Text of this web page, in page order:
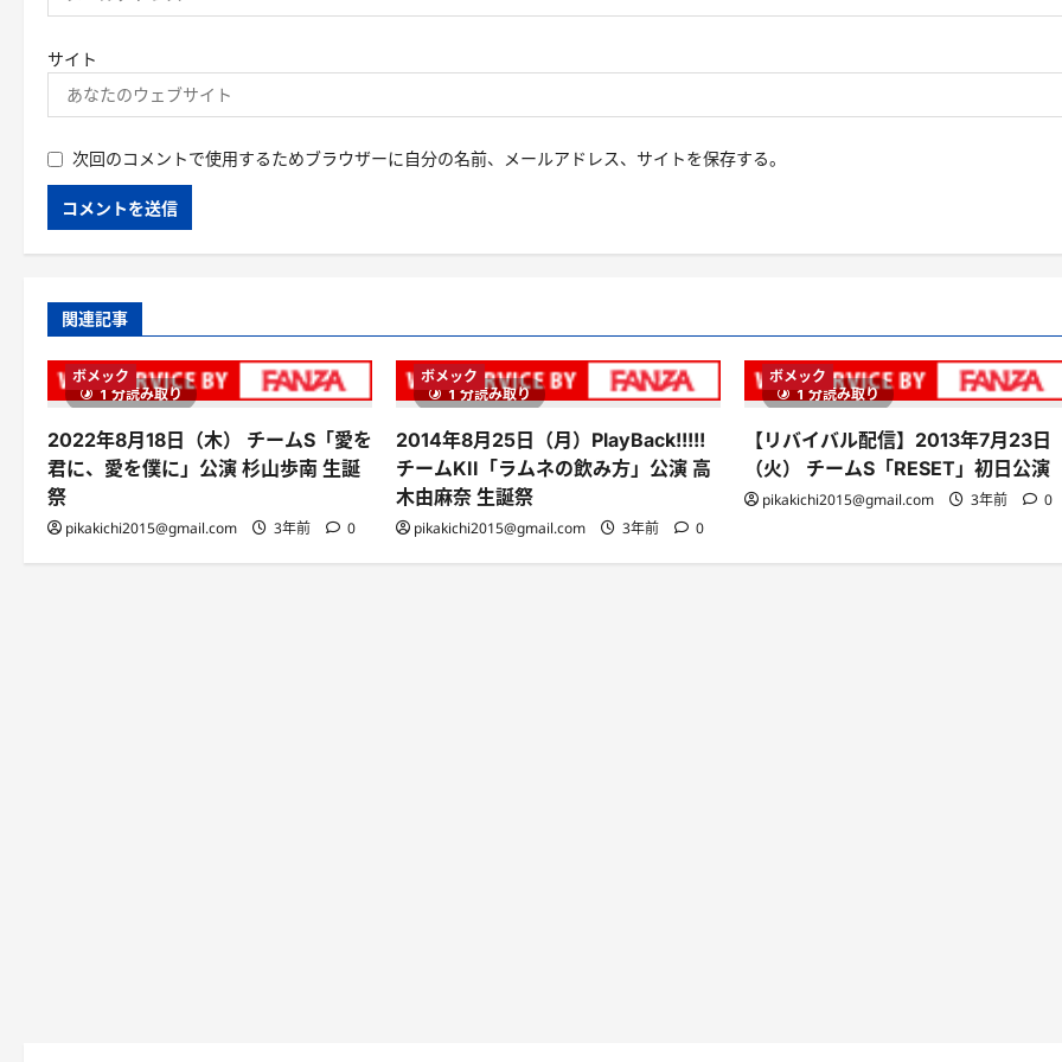
サイト
次回のコメントで使用するためブラウザーに自分の名前、メールアドレス、サイトを保存する。
関連記事
1 分読み取り
ボメック
2022年8月18日（木） チームS「愛を
君に、愛を僕に」公演 杉山歩南 生誕
祭
pikakichi2015@gmail.com 3年前 0
1 分読み取り
ボメック
2014年8月25日（月）PlayBack!!!!!
チームKII「ラムネの飲み方」公演 高
木由麻奈 生誕祭
pikakichi2015@gmail.com 3年前 0
1 分読み取り
ボメック
【リバイバル配信】2013年7月23日
（火） チームS「RESET」初日公演
pikakichi2015@gmail.com 3年前 0